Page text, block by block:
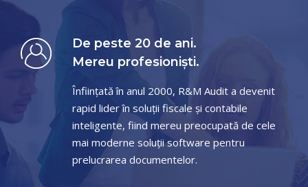
De peste 20 de ani.
Mereu profesioniști.
Înființată în anul 2000, R&M Audit a devenit
rapid lider în soluții fiscale și contabile
inteligente, fiind mereu preocupată de cele
mai moderne soluții software pentru
prelucrarea documentelor.